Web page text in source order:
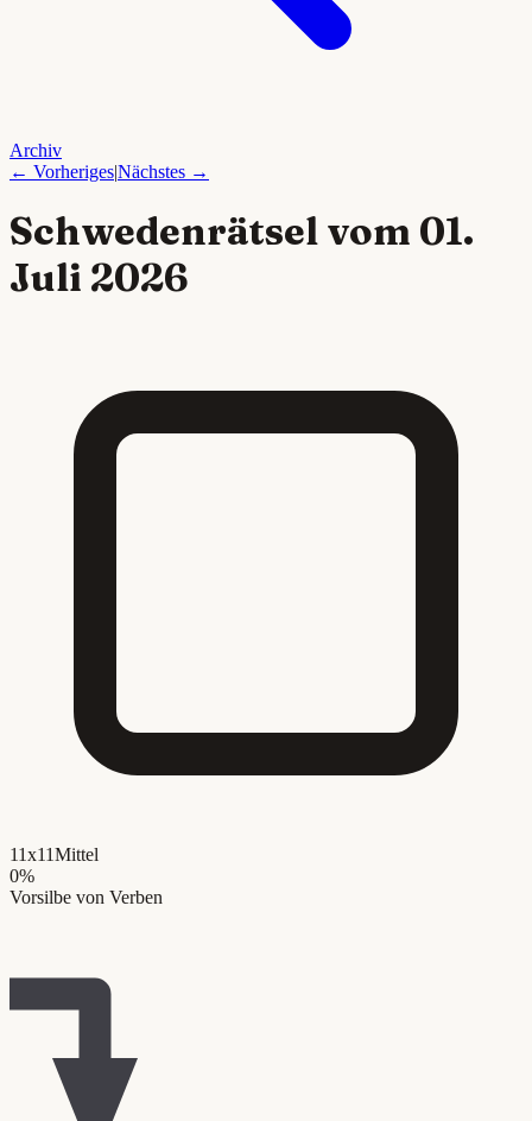
Archiv
← Vorheriges|Nächstes →
Schwedenrätsel vom 01.
Juli 2026
11x11Mittel
0%
Vorsilbe von Verben